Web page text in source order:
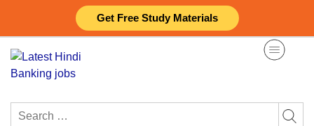
Get Free Study Materials
content
Search